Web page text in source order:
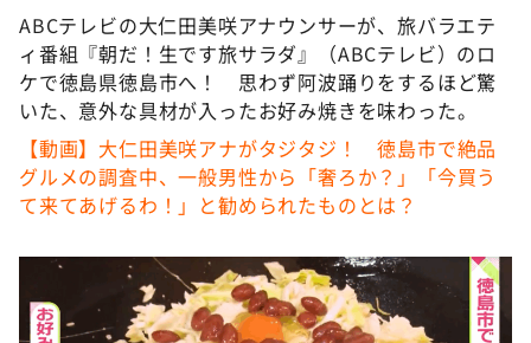
ＬＩＦＥ～夢のカタチ～
新婚さんいらっしゃい！
ポツンと一軒家
ザキ山小屋本館
ぺこぱのまるスポ
ABCテレビの大仁田美咲アナウンサーが、旅バラエテ
ィ番組『朝だ！生です旅サラダ』（ABCテレビ）のロ
ケで徳島県徳島市へ！ 思わず阿波踊りをするほど驚
いた、意外な具材が入ったお好み焼きを味わった。
【動画】大仁田美咲アナがタジタジ！ 徳島市で絶品
グルメの調査中、一般男性から「奢ろか？」「今買う
て来てあげるわ！」と勧められたものとは？